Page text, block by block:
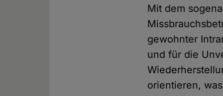
Mit dem
gewohnter
und für die
orientieren,